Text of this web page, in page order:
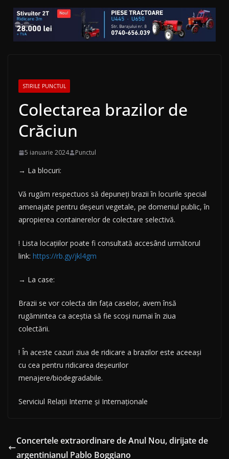
STIRILE PUNCTUL
Colectarea brazilor de
Crăciun
5 ianuarie 2024 Punctul
→ La blocuri:
Vă rugăm respectuos să depuneți brazii în locurile special
amenajate pentru deșeuri vegetale, pe domeniul public, în
apropierea containerelor de colectare selectivă.
! Lista locațiilor poate fi consultată accesând următorul
link: https://rb.gy/jkl4gm
→ La case:
Brazii se vor colecta din fața caselor, avem însă
rugămintea ca aceștia să fie scoși numai în ziua
colectării.
! În aceste cazuri ziua de ridicare a brazilor este aceeași
cu cea pentru ridicarea deșeurilor
menajere/biodegradabile.
Serviciul Relații Interne și Internaționale
Concertele extraordinare de Anul Nou, dirijate de
argentinianul Pablo Boggiano